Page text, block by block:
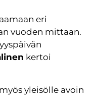
eri
vuoden mittaan.
kertoi
yleisölle avoin